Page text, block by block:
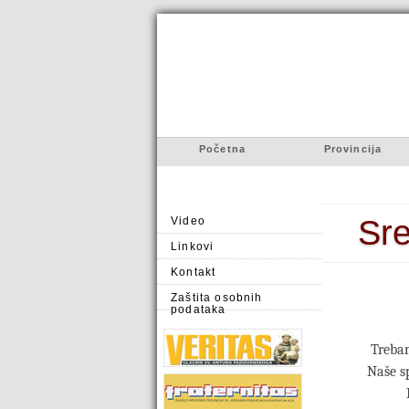
Početna Provincija
Video
Linkovi
Kontakt
Zaštita osobnih
podataka
Naše